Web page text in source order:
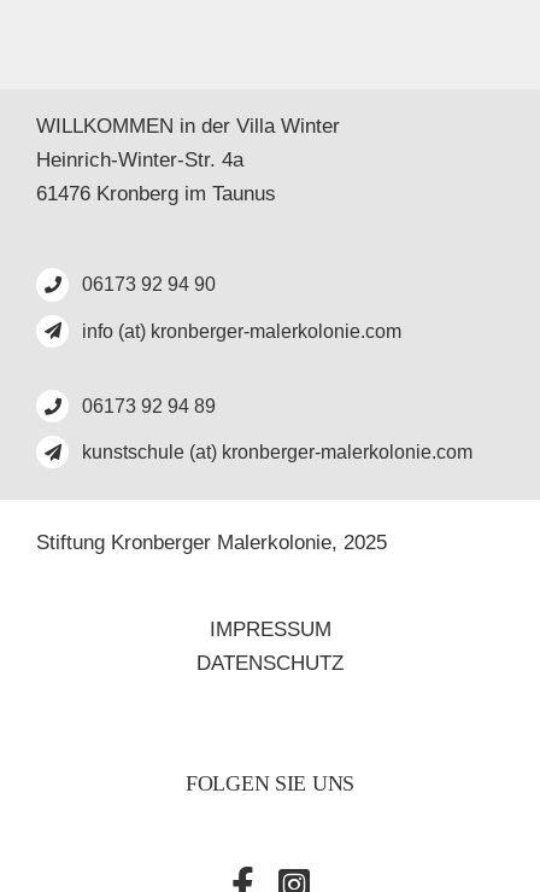
WILLKOMMEN in der Villa Winter
Heinrich-Winter-Str. 4a
61476 Kronberg im Taunus
06173 92 94 90
info (at) kronberger-malerkolonie.com
06173 92 94 89
kunstschule (at) kronberger-malerkolonie.com
Stiftung Kronberger Malerkolonie, 2025
IMPRESSUM
DATENSCHUTZ
FOLGEN SIE UNS